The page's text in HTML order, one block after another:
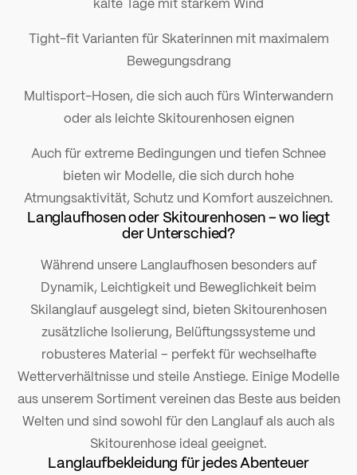
Tight-fit Varianten für Skaterinnen mit maximalem
Bewegungsdrang
Multisport-Hosen, die sich auch fürs Winterwandern
oder als leichte Skitourenhosen eignen
Auch für extreme Bedingungen und tiefen Schnee
bieten wir Modelle, die sich durch hohe
Atmungsaktivität, Schutz und Komfort auszeichnen.
Langlaufhosen oder Skitourenhosen – wo liegt
der Unterschied?
Während unsere Langlaufhosen besonders auf
Dynamik, Leichtigkeit und Beweglichkeit beim
Skilanglauf ausgelegt sind, bieten Skitourenhosen
zusätzliche Isolierung, Belüftungssysteme und
robusteres Material – perfekt für wechselhafte
Wetterverhältnisse und steile Anstiege. Einige Modelle
aus unserem Sortiment vereinen das Beste aus beiden
Welten und sind sowohl für den Langlauf als auch als
Skitourenhose ideal geeignet.
Langlaufbekleidung für jedes Abenteuer